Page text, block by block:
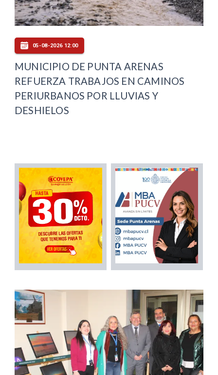
05-08-2026 12:00
MUNICIPIO DE PUNTA ARENAS
REFUERZA TRABAJOS EN CAMINOS
PERIURBANOS POR LLUVIAS Y
DESHIELOS